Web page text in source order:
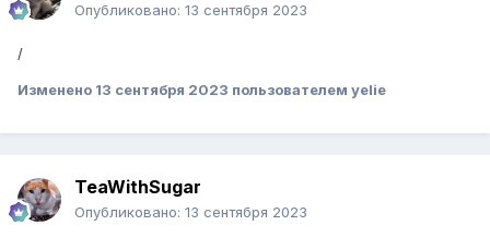
Опубликовано: 13 сентября 2023
/
Изменено 13 сентября 2023 пользователем yelie
TeaWithSugar
Опубликовано: 13 сентября 2023